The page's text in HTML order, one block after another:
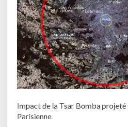
Impact de la Tsar Bomba projeté
Parisienne